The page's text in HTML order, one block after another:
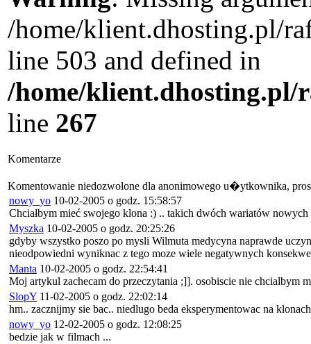
/home/klient.dhosting.pl/
line 503 and defined in
/home/klient.dhosting.pl/
line 267
Komentarze
Komentowanie niedozwolone dla anonimowego u�ytkownika,
nowy_yo 10-02-2005 o godz. 15:58:57
Chciałbym mieć swojego klona :) .. takich dwóch wariatów nowych
Myszka 10-02-2005 o godz. 20:25:26
gdyby wszystko poszo po mysli Wilmuta medycyna naprawde
nieodpowiedni wyniknac z tego moze wiele negatywnych
Manta 10-02-2005 o godz. 22:54:41
Moj artykul zachecam do przeczytania ;]]. osobiscie nie chcialbym
SlopY 11-02-2005 o godz. 22:02:14
hm.. zacznijmy sie bac.. niedlugo beda eksperymentowac na
nowy_yo 12-02-2005 o godz. 12:08:25
bedzie jak w filmach ...